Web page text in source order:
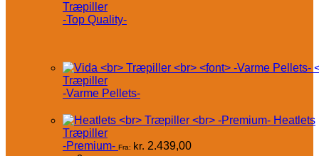
Træpiller
-Top Quality-
Træpiller
-Varme Pellets-
Heatlets
Træpiller
-Premium- Fra: kr. 2.439,00